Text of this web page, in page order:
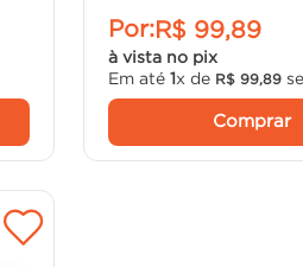
Por:R$ 99,89
à vista no pix
Em até 1x de R$ 99, 89
Comprar